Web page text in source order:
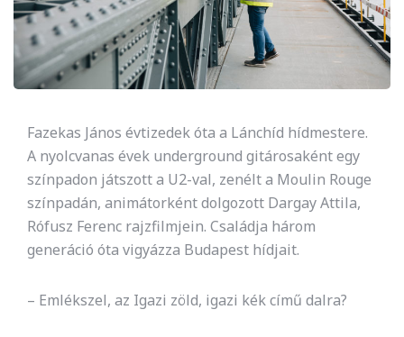
Fazekas János évtizedek óta a Lánchíd hídmestere.
A nyolcvanas évek underground gitárosaként egy
színpadon játszott a U2-val, zenélt a Moulin Rouge
színpadán, animátorként dolgozott Dargay Attila,
Rófusz Ferenc rajzfilmjein. Családja három
generáció óta vigyázza Budapest hídjait.
– Emlékszel, az Igazi zöld, igazi kék című dalra?